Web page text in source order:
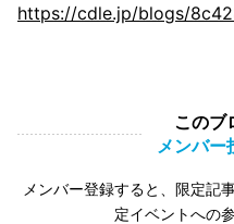
https://cdle.jp/blogs/
このブ
メンバー
メンバー登録すると、限定記
定イベントへの